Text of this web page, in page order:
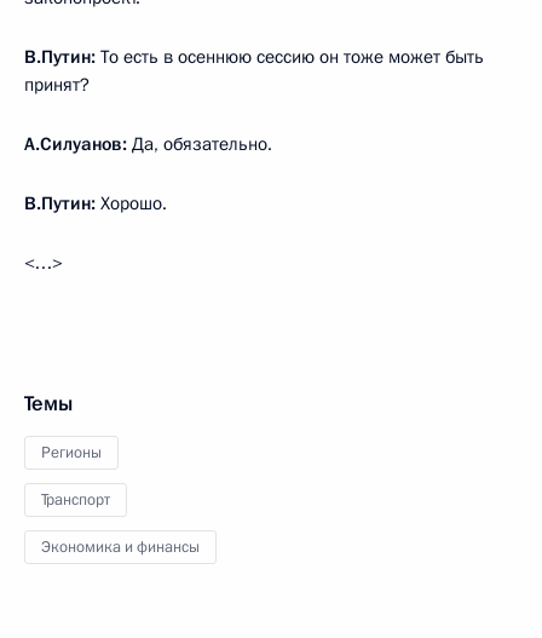
В.Путин: То есть в осеннюю сессию он тоже может быть
принят?
А.Силуанов: Да, обязательно.
В.Путин: Хорошо.
<…>
Темы
Регионы
Транспорт
Экономика и финансы